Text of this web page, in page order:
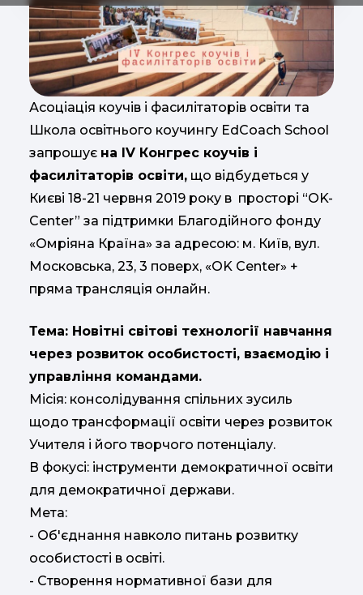
Асоціація коучів і фасилітаторів освіти та
Школа освітнього коучингу EdCoach School
запрошує на ІV Конгрес коучів і
фасилітаторів освіти, що відбудеться у
Києві 18-21 червня 2019 року в просторі “OK-
Center” за підтримки Благодійного фонду
«Омріяна Країна» за адресою: м. Київ, вул.
Московська, 23, 3 поверх, «OK Center» +
пряма трансляція онлайн.
Тема: Новітні світові технології навчання
через розвиток особистості, взаємодію і
управління командами.
Місія: консолідування спільних зусиль
щодо трансформації освіти через розвиток
Учителя і його творчого потенціалу.
В фокусі: інструменти демократичної освіти
для демократичної держави.
Мета:
- Об'єднання навколо питань розвитку
особистості в освіті.
- Cтворення нормативної бази для